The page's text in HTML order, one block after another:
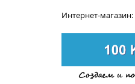
Интернет-магазин: